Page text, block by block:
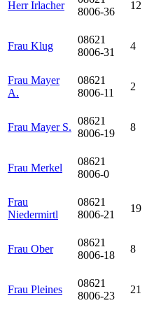
Herr Irlacher
8006-36
12
Frau Klug
08621
8006-31
4
Frau Mayer
A.
08621
8006-11
2
Frau Mayer S.
08621
8006-19
8
Frau Merkel
08621
8006-0
Frau
Niedermirtl
08621
8006-21
19
Frau Ober
08621
8006-18
8
Frau Pleines
08621
8006-23
21